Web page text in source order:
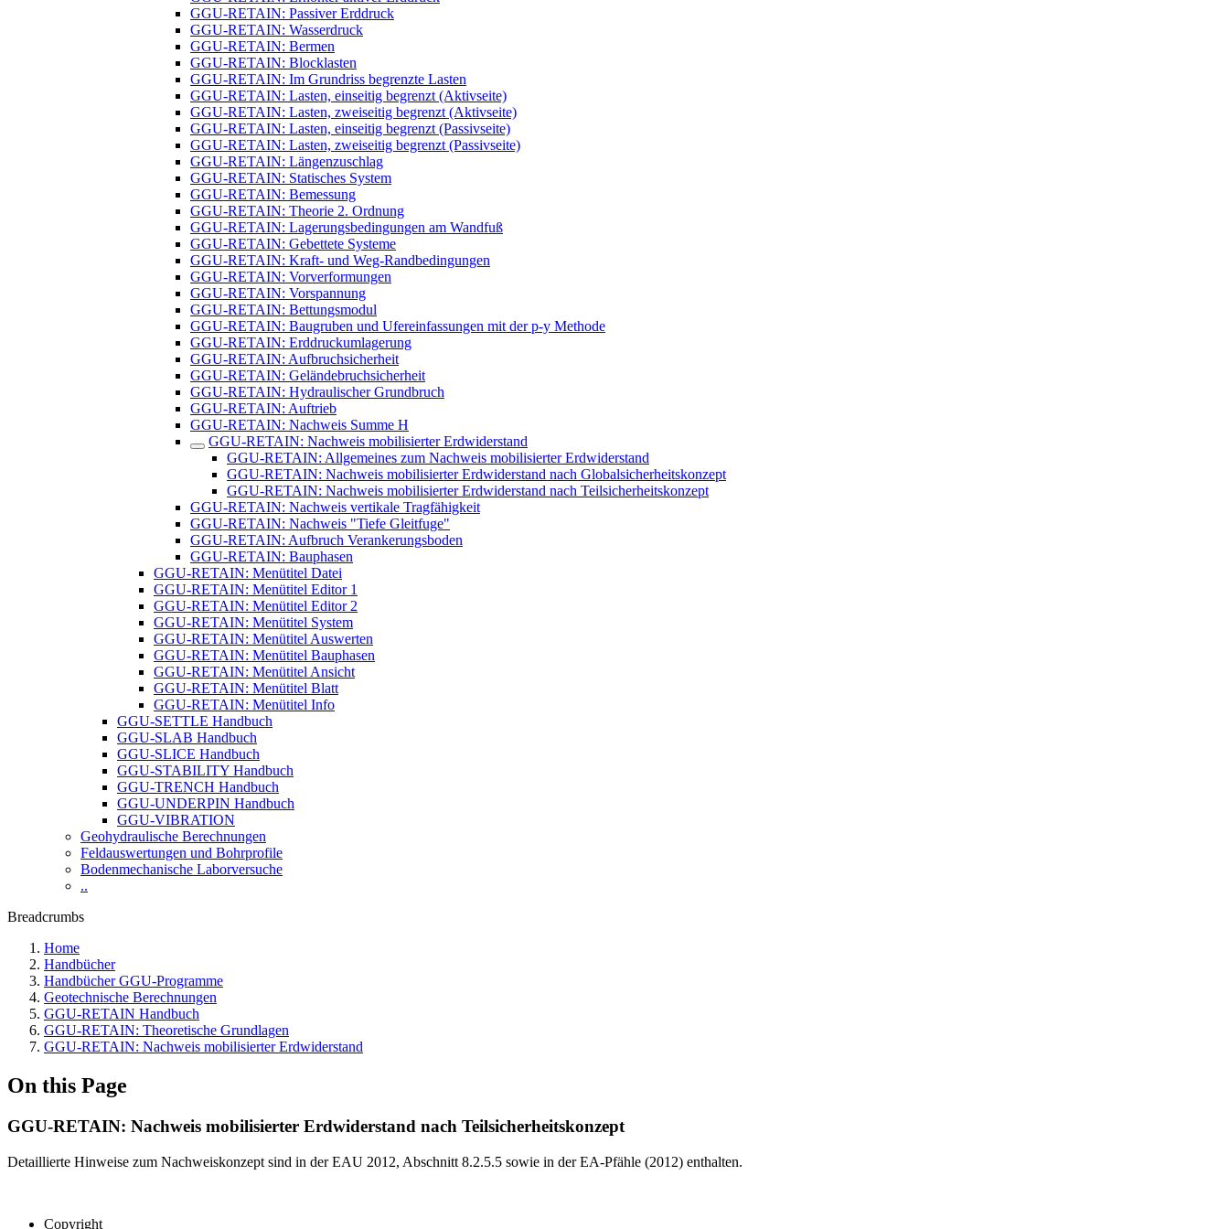
GGU-RETAIN: Passiver Erddruck
GGU-RETAIN: Wasserdruck
GGU-RETAIN: Bermen
GGU-RETAIN: Blocklasten
GGU-RETAIN: Im Grundriss begrenzte Lasten
GGU-RETAIN: Lasten, einseitig begrenzt (Aktivseite)
GGU-RETAIN: Lasten, zweiseitig begrenzt (Aktivseite)
GGU-RETAIN: Lasten, einseitig begrenzt (Passivseite)
GGU-RETAIN: Lasten, zweiseitig begrenzt (Passivseite)
GGU-RETAIN: Längenzuschlag
GGU-RETAIN: Statisches System
GGU-RETAIN: Bemessung
GGU-RETAIN: Theorie 2. Ordnung
GGU-RETAIN: Lagerungsbedingungen am Wandfuß
GGU-RETAIN: Gebettete Systeme
GGU-RETAIN: Kraft- und Weg-Randbedingungen
GGU-RETAIN: Vorverformungen
GGU-RETAIN: Vorspannung
GGU-RETAIN: Bettungsmodul
GGU-RETAIN: Baugruben und Ufereinfassungen mit der p-y Methode
GGU-RETAIN: Erddruckumlagerung
GGU-RETAIN: Aufbruchsicherheit
GGU-RETAIN: Geländebruchsicherheit
GGU-RETAIN: Hydraulischer Grundbruch
GGU-RETAIN: Auftrieb
GGU-RETAIN: Nachweis Summe H
GGU-RETAIN: Nachweis mobilisierter Erdwiderstand
GGU-RETAIN: Allgemeines zum Nachweis mobilisierter Erdwiderstand
GGU-RETAIN: Nachweis mobilisierter Erdwiderstand nach Globalsicherheitskonzept
GGU-RETAIN: Nachweis mobilisierter Erdwiderstand nach Teilsicherheitskonzept
GGU-RETAIN: Nachweis vertikale Tragfähigkeit
GGU-RETAIN: Nachweis "Tiefe Gleitfuge"
GGU-RETAIN: Aufbruch Verankerungsboden
GGU-RETAIN: Bauphasen
GGU-RETAIN: Menütitel Datei
GGU-RETAIN: Menütitel Editor 1
GGU-RETAIN: Menütitel Editor 2
GGU-RETAIN: Menütitel System
GGU-RETAIN: Menütitel Auswerten
GGU-RETAIN: Menütitel Bauphasen
GGU-RETAIN: Menütitel Ansicht
GGU-RETAIN: Menütitel Blatt
GGU-RETAIN: Menütitel Info
GGU-SETTLE Handbuch
GGU-SLAB Handbuch
GGU-SLICE Handbuch
GGU-STABILITY Handbuch
GGU-TRENCH Handbuch
GGU-UNDERPIN Handbuch
GGU-VIBRATION
Geohydraulische Berechnungen
Feldauswertungen und Bohrprofile
Bodenmechanische Laborversuche
..
Breadcrumbs
Home
Handbücher
Handbücher GGU-Programme
Geotechnische Berechnungen
GGU-RETAIN Handbuch
GGU-RETAIN: Theoretische Grundlagen
GGU-RETAIN: Nachweis mobilisierter Erdwiderstand
On this Page
GGU-RETAIN: Nachweis mobilisierter Erdwiderstand nach Teilsicherheitskonzept
Detaillierte Hinweise zum Nachweiskonzept sind in der EAU 2012, Abschnitt 8.2.5.5 sowie in der EA-Pfähle (2012) enthalten.
Copyright